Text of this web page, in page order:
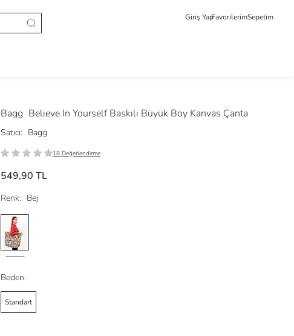
Giriş YapFavorilerimSepetim
Bagg Believe In Yourself Baskılı Büyük Boy Kanvas Çanta
Satıcı: Bagg
18 Değerlendirme
549,90 TL
Renk: Bej
Beden:
Standart